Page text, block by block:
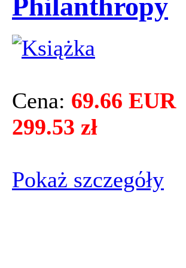
Philanthropy
Cena: 69.66 EUR
299.53 zł
Pokaż szczegόły